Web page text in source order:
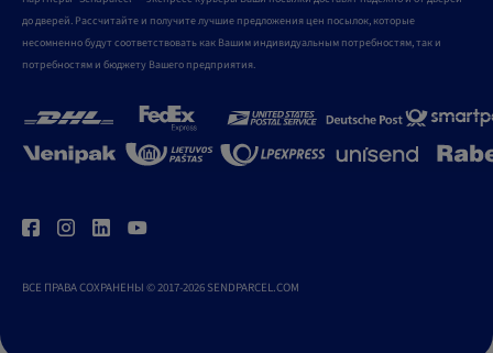
до дверей. Рассчитайте и получите лучшие предложения цен посылок, которые
несомненно будут соответствовать как Вашим индивидуальным потребностям, так и
потребностям и бюджету Вашего предприятия.
ВСЕ ПРАВА СОХРАНЕНЫ © 2017-2026 SENDPARCEL.COM